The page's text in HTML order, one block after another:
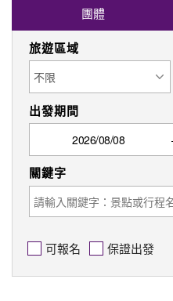
團體
旅遊區域
出發期間
可報名 保證出發